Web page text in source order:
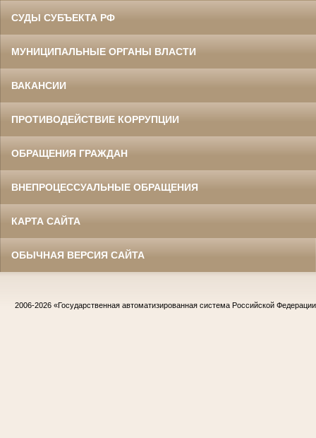
СУДЫ СУБЪЕКТА РФ
МУНИЦИПАЛЬНЫЕ ОРГАНЫ ВЛАСТИ
ВАКАНСИИ
ПРОТИВОДЕЙСТВИЕ КОРРУПЦИИ
ОБРАЩЕНИЯ ГРАЖДАН
ВНЕПРОЦЕССУАЛЬНЫЕ ОБРАЩЕНИЯ
КАРТА САЙТА
ОБЫЧНАЯ ВЕРСИЯ САЙТА
2006-2026 «Государственная автоматизированная система Российской